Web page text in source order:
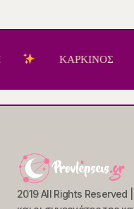
ΚΑΡΚΙΝΟΣ
2019 All Rights